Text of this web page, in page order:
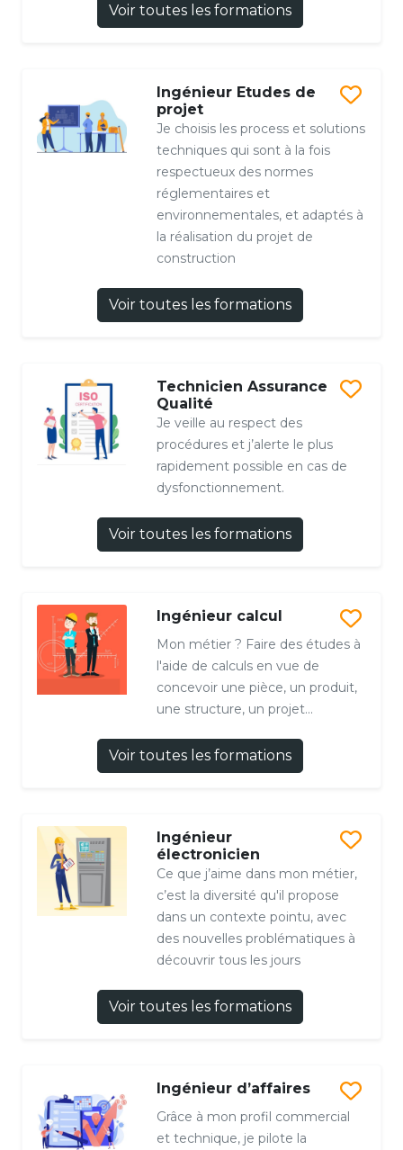
Voir toutes les formations
Ingénieur Etudes de
projet
Je choisis les process et solutions
techniques qui sont à la fois
respectueux des normes
réglementaires et
environnementales, et adaptés à
la réalisation du projet de
construction
Voir toutes les formations
Technicien Assurance
Qualité
Je veille au respect des
procédures et j’alerte le plus
rapidement possible en cas de
dysfonctionnement.
Voir toutes les formations
Ingénieur calcul
Mon métier ? Faire des études à
l'aide de calculs en vue de
concevoir une pièce, un produit,
une structure, un projet...
Voir toutes les formations
Ingénieur
électronicien
Ce que j’aime dans mon métier,
c’est la diversité qu'il propose
dans un contexte pointu, avec
des nouvelles problématiques à
découvrir tous les jours
Voir toutes les formations
Ingénieur d’affaires
Grâce à mon profil commercial
et technique, je pilote la